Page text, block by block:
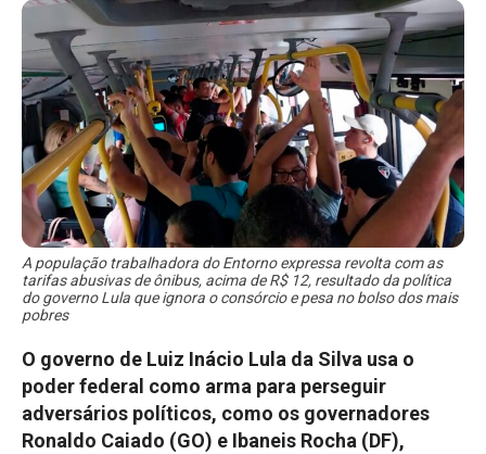
A população trabalhadora do Entorno expressa revolta com as
tarifas abusivas de ônibus, acima de R$ 12, resultado da política
do governo Lula que ignora o consórcio e pesa no bolso dos mais
pobres
O governo de Luiz Inácio Lula da Silva usa o
poder federal como arma para perseguir
adversários políticos, como os governadores
Ronaldo Caiado (GO) e Ibaneis Rocha (DF),